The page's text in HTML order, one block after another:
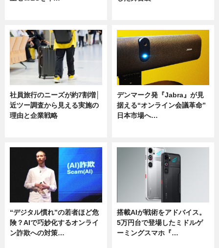
社員旅行のニーズが約7割増│
近ツー調査から見える実施の
理由と企業戦略
デンマーク発『Jabra』が見
据える“オンライン会議革命”
日本市場へ…
“デジタル慣れ”の若者ほど危
険？AIで巧妙化するオンライ
ン詐欺への対策…
搭載AIが戦術をアドバイス。
5万円台で登場したミドルゲ
ーミングスマホ『…